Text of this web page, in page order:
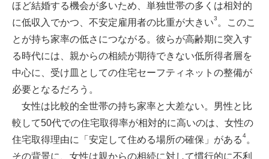
ほど結婚する機会が多いため、単独世帯の多くは相対的
に低収入でかつ、不安定雇用者の比重が大きい3 。このこ
とが持ち家率の低さにつながる。彼らが高齢期に突入す
る時代には、親からの相続が期待できない低所得者層を
中心に、受け皿としての住宅セーフティネットの整備が
必要となるだろう。
女性は比較的全世帯の持ち家率と大差ない。男性と比
較して50代での住宅取得率が相対的に高いのは、女性の
住宅取得理由に「安定して住める場所の確保」がある4。
その背景に、女性は親からの相続に対して慣行的に不利